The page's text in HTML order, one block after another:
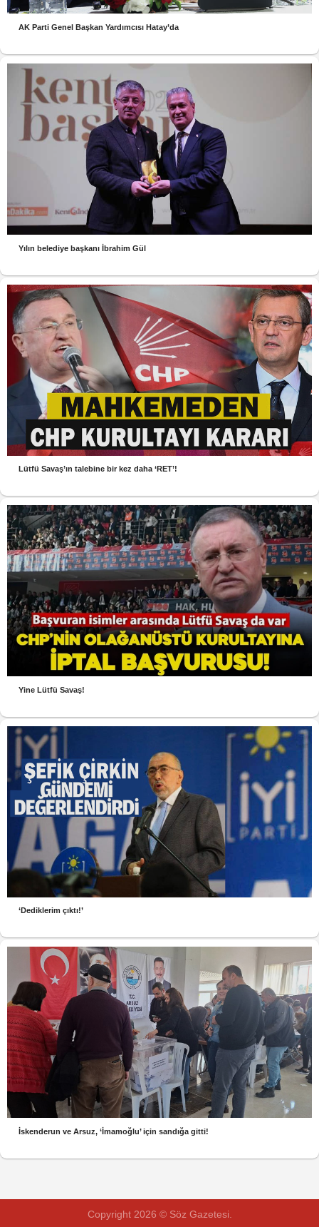
AK Parti Genel Başkan Yardımcısı Hatay’da
Yılın belediye başkanı İbrahim Gül
Lütfü Savaş’ın talebine bir kez daha ‘RET’!
Yine Lütfü Savaş!
‘Dediklerim çıktı!’
İskenderun ve Arsuz, ‘İmamoğlu’ için sandığa gitti!
Copyright 2026 © Söz Gazetesi.